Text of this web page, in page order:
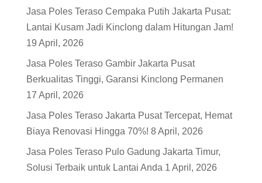
Jasa Poles Teraso Cempaka Putih Jakarta Pusat:
Lantai Kusam Jadi Kinclong dalam Hitungan Jam!
19 April, 2026
Jasa Poles Teraso Gambir Jakarta Pusat
Berkualitas Tinggi, Garansi Kinclong Permanen
17 April, 2026
Jasa Poles Teraso Jakarta Pusat Tercepat, Hemat
Biaya Renovasi Hingga 70%! 8 April, 2026
Jasa Poles Teraso Pulo Gadung Jakarta Timur,
Solusi Terbaik untuk Lantai Anda 1 April, 2026